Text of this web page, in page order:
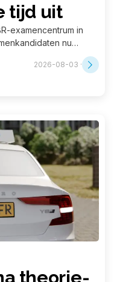
tijd uit
examencentrum in
nu
2026-08-03 ·
theorie-